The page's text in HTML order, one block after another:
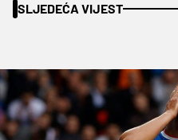
SLJEDEĆA VIJEST